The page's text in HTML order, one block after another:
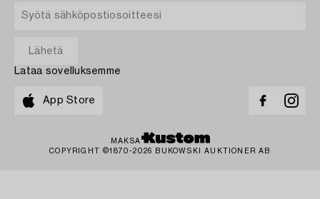
Lataa sovelluksemme
App Store
MAKSA
COPYRIGHT ©1870-2026 BUKOWSKI AUKTIONER AB